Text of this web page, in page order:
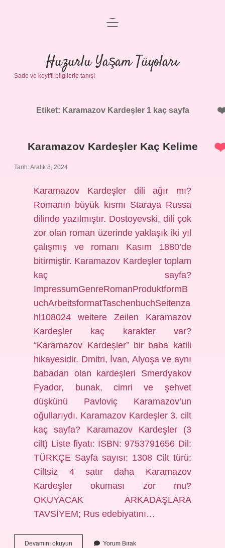
Anasayfa
Gizlilik Politikası
Yasal Uyarı
menüyü
Huzurlu Yaşam Tüyoları
Sade ve keyifli bilgilerle tanış!
Etiket: Karamazov Kardeşler 1 kaç sayfa
Karamazov Kardeşler Kaç Kelime
Tarih: Aralık 8, 2024
Karamazov Kardeşler dili ağır mı?
Romanın büyük kısmı Staraya Russa
dilinde yazılmıştır. Dostoyevski, dili çok
zor olan roman üzerinde yaklaşık iki yıl
çalışmış ve romanı Kasım 1880’de
bitirmiştir. Karamazov Kardeşler toplam
kaç sayfa?
ImpressumGenreRomanProduktformB
uchArbeitsformatTaschenbuchSeitenza
hl108024 weitere Zeilen Karamazov
Kardeşler kaç karakter var?
“Karamazov Kardeşler” bir baba katili
hikayesidir. Dmitri, İvan, Alyoşa ve aynı
babadan olan kardeşleri Smerdyakov
Fyador, bunak, cimri ve şehvet
düşkünü Pavloviç Karamazov’un
oğullarıydı. Karamazov Kardeşler 3. cilt
kaç sayfa? Karamazov Kardeşler (3
cilt) Liste fiyatı: ISBN: 9753791656 Dil:
TÜRKÇE Sayfa sayısı: 1308 Cilt türü:
Ciltsiz 4 satır daha Karamazov
Kardeşler okuması zor mu?
OKUYACAK ARKADAŞLARA
TAVSİYEM; Rus edebiyatını…
Devamını okuyun Karamazov Yorum Bırak